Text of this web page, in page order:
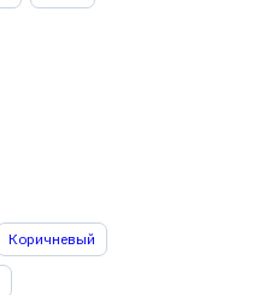
Коричневый